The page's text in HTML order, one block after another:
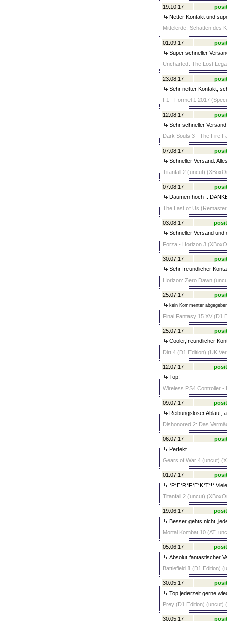
19.10.17
Netter Kontakt und
Mittelerde: Schatten des
01.09.17
Super schneller
Uncharted: The Lost
23.08.17
Sehr netter Kontakt,
F1 - Formel 1 2017
12.08.17
Sehr schneller
Dark Souls 3 - The Fire
07.08.17
Schneller Versand.
Titanfall 2 (uncut)
07.08.17
Daumen hoch ..
The Last of Us
03.08.17
Schneller Versand und
Forza - Horizon 3
30.07.17
Sehr freundlicher
Horizon: Zero Dawn
25.07.17
kein Kommenter
Final Fantasy 15 XV (D1
25.07.17
Cooler,freundlicher
Dirt 4 (D1 Edition) (UK
12.07.17
Top!
Wireless PS4 Controller
09.07.17
Reibungsloser Ablauf,
Dishonored 2: Das
06.07.17
Perfekt.
Gears of War 4 (uncut)
01.07.17
*P*E*R*F*E*K*T*!*
Titanfall 2 (uncut)
19.06.17
Besser gehts nicht
Mortal Kombat 10 (AT,
05.06.17
Absolut fantastischer
Battlefield 1 (D1 Edition)
30.05.17
Top jederzeit gerne
Prey (D1 Edition) (uncut)
30.05.17